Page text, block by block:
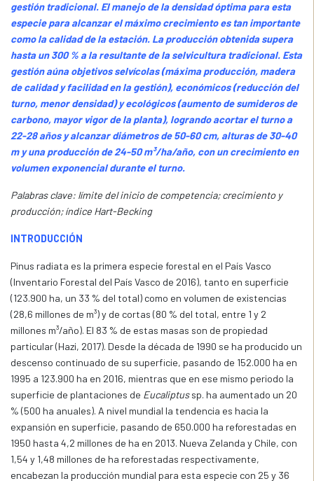
gestión tradicional. El manejo de la densidad óptima para esta
especie para alcanzar el máximo crecimiento es tan importante
como la calidad de la estación. La producción obtenida supera
hasta un 300 % a la resultante de la selvicultura tradicional. Esta
gestión aúna objetivos selvícolas (máxima producción, madera
de calidad y facilidad en la gestión), económicos (reducción del
turno, menor densidad) y ecológicos (aumento de sumideros de
carbono, mayor vigor de la planta), logrando acortar el turno a
22-28 años y alcanzar diámetros de 50-60 cm, alturas de 30-40
m y una producción de 24-50 m³/ha/año, con un crecimiento en
volumen exponencial durante el turno.
Palabras clave: límite del inicio de competencia; crecimiento y
producción; índice Hart-Becking
INTRODUCCIÓN
Pinus radiata es la primera especie forestal en el País Vasco
(Inventario Forestal del País Vasco de 2016), tanto en superficie
(123.900 ha, un 33 % del total) como en volumen de existencias
(28,6 millones de m³) y de cortas (80 % del total, entre 1 y 2
millones m³/año). El 83 % de estas masas son de propiedad
particular (Hazi, 2017). Desde la década de 1990 se ha producido un
descenso continuado de su superficie, pasando de 152.000 ha en
1995 a 123.900 ha en 2016, mientras que en ese mismo periodo la
superficie de plantaciones de Eucaliptussp. ha aumentado un 20
% (500 ha anuales). A nivel mundial la tendencia es hacia la
expansión en superficie, pasando de 650.000 ha reforestadas en
1950 hasta 4,2 millones de ha en 2013. Nueva Zelanda y Chile, con
1,54 y 1,48 millones de ha reforestadas respectivamente,
encabezan la producción mundial para esta especie con 25 y 36